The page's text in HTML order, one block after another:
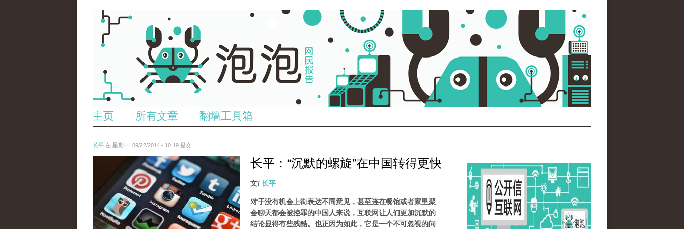
主页 所有文章 翻墙工具箱
长平 在 星期一, 09/22/2014 - 10:19 提交
7910370882_39d180fb66_z.jpg 长平：“沉默的螺旋”在中国转得更快
文/ 长平
对于没有机会上街表达不同意见，甚至连在餐馆或者家里聚
会聊天都会被控罪的中国人来说，互联网让人们更加沉默的
结论显得有些残酷。也正因为如此，它是一个不可忽视的问